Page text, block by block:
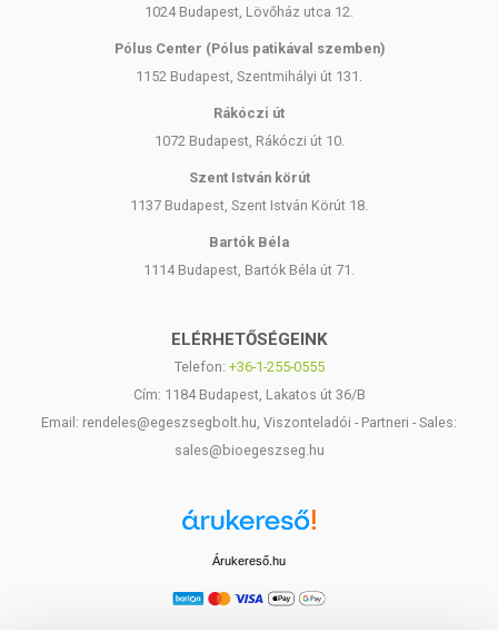
1024 Budapest, Lövőház utca 12.
Pólus Center (Pólus patikával szemben)
1152 Budapest, Szentmihályi út 131.
Rákóczi út
1072 Budapest, Rákóczi út 10.
Szent István körút
1137 Budapest, Szent István Körút 18.
Bartók Béla
1114 Budapest, Bartók Béla út 71.
ELÉRHETŐSÉGEINK
Telefon: +36-1-255-0555
Cím: 1184 Budapest, Lakatos út 36/B
Email: rendeles@egeszsegbolt.hu, Viszonteladói - Partneri - Sales:
sales@bioegeszseg.hu
Árukereső.hu